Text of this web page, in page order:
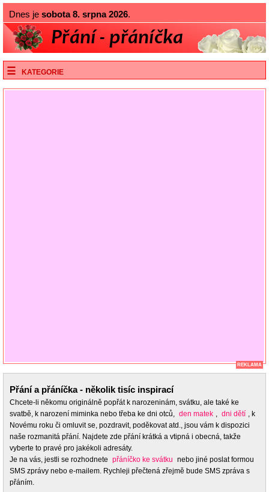
Dnes je sobota 8. srpna 2026.
KATEGORIE
REKLAMA
Přání a přáníčka - několik tisíc inspirací
Chcete-li někomu originálně popřát k narozeninám, svátku, ale také ke
svatbě, k narození miminka nebo třeba ke dni otců, den matek , dni dětí , k
Novému roku či omluvit se, pozdravit, poděkovat atd., jsou vám k dispozici
naše rozmanitá přání. Najdete zde přání krátká a vtipná i obecná, takže
vyberte to pravé pro jakékoli adresáty.
Je na vás, jestli se rozhodnete přáníčko ke svátku nebo jiné poslat formou
SMS zprávy nebo e-mailem. Rychleji přečtená zřejmě bude SMS zpráva s
přáním.